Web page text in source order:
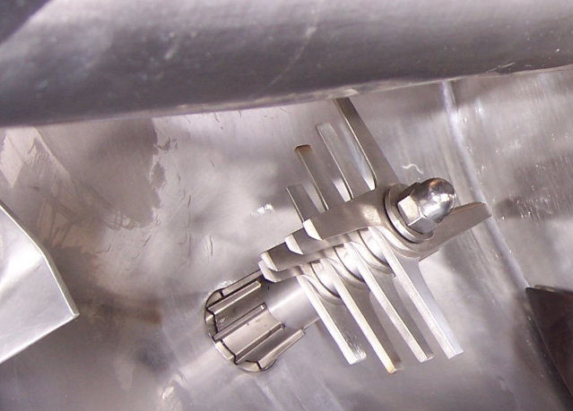
Imprint
Wykluczenie odpowiedzialnosci
English
Deutsch
Polski